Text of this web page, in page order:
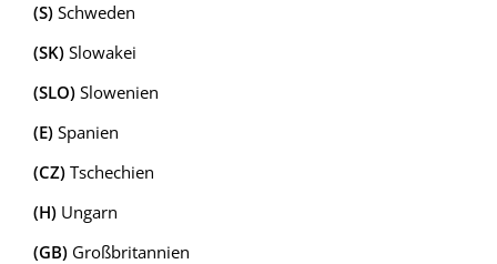
(S) Schweden
(SK) Slowakei
(SLO) Slowenien
(E) Spanien
(CZ) Tschechien
(H) Ungarn
(GB) Großbritannien